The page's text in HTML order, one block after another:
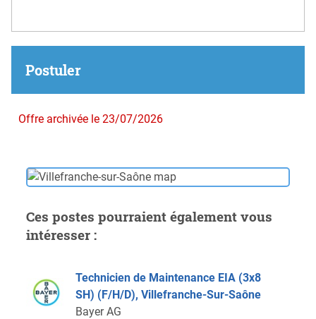
Postuler
Offre archivée le 23/07/2026
Ces postes pourraient également vous
intéresser :
Technicien de Maintenance EIA (3x8
SH) (F/H/D), Villefranche-Sur-Saône
Bayer AG